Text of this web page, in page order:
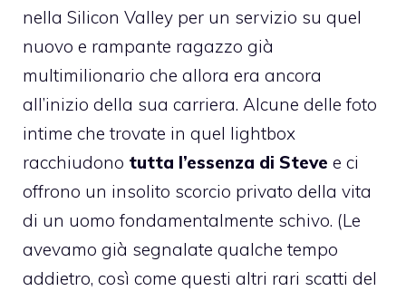
nella Silicon Valley per un servizio su quel
nuovo e rampante ragazzo già
multimilionario che allora era ancora
all’inizio della sua carriera. Alcune delle foto
intime che trovate in quel lightbox
racchiudono tutta l’essenza di Steve e ci
offrono un insolito scorcio privato della vita
di un uomo fondamentalmente schivo. (Le
avevamo già segnalate qualche tempo
addietro, così come questi altri rari scatti del